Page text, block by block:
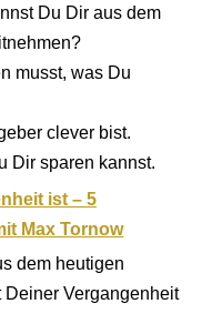
Du Dir aus dem
musst, was Du
clever bist.
Dir sparen kannst.
ist – 5
Max Tornow
dem heutigen
Deiner Vergangenheit